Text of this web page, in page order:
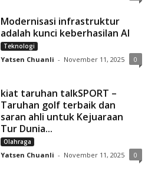
Modernisasi infrastruktur
adalah kunci keberhasilan AI
Teknologi
Yatsen Chuanli - November 11, 2025 0
kiat taruhan talkSPORT –
Taruhan golf terbaik dan
saran ahli untuk Kejuaraan
Tur Dunia...
Olahraga
Yatsen Chuanli - November 11, 2025 0